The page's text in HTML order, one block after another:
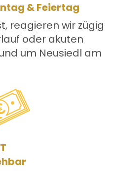
& Feiertag
reagieren wir zügig
oder akuten
um Neusiedl am